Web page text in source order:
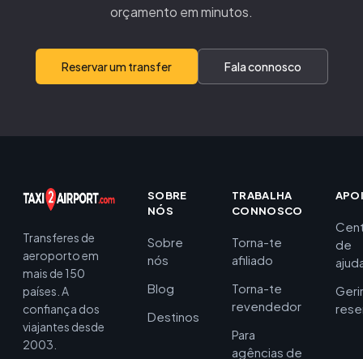
orçamento em minutos.
Reservar um transfer Fala connosco
Transferes de
aeroporto em
mais de 150
países. A
confiança dos
viajantes desde
2003.
SOBRE
NÓS
Sobre
nós
Blog
Destinos
TRABALHA
CONNOSCO
Torna-te
afiliado
Torna-te
revendedor
Para
agências de
de
Gerir